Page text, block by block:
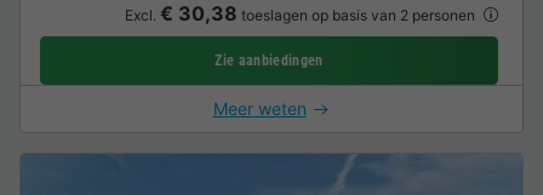
Excl. € 30,38 toeslagen op basis van 2 personen
Zie aanbiedingen
Meer weten